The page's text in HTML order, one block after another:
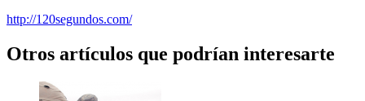
http://120segundos.com/
Otros artículos que podrían interesarte